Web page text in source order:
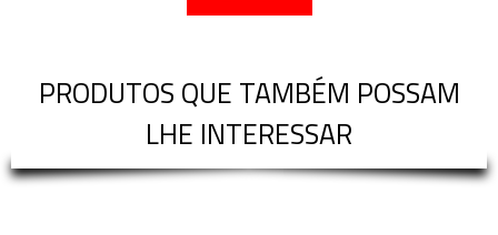
PRODUTOS QUE TAMBÉM POSSAM
LHE INTERESSAR